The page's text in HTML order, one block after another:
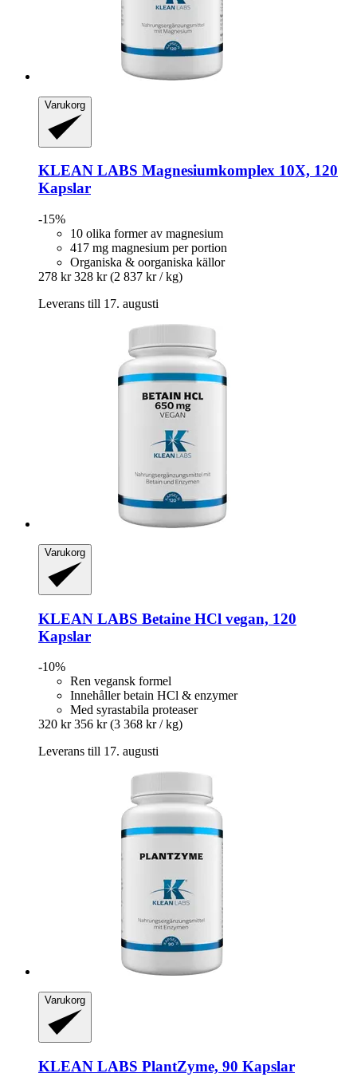
Varukorg
KLEAN LABS Magnesiumkomplex 10X, 120
Kapslar
-15%
10 olika former av magnesium
417 mg magnesium per portion
Organiska & oorganiska källor
278 kr 328 kr (2 837 kr / kg)
Leverans till 17. augusti
Varukorg
KLEAN LABS Betaine HCl vegan, 120
Kapslar
-10%
Ren vegansk formel
Innehåller betain HCl & enzymer
Med syrastabila proteaser
320 kr 356 kr (3 368 kr / kg)
Leverans till 17. augusti
Varukorg
KLEAN LABS PlantZyme, 90 Kapslar